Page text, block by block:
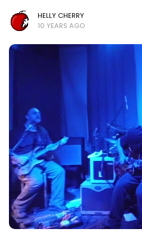
HELLY CHERRY
10 YEARS AGO